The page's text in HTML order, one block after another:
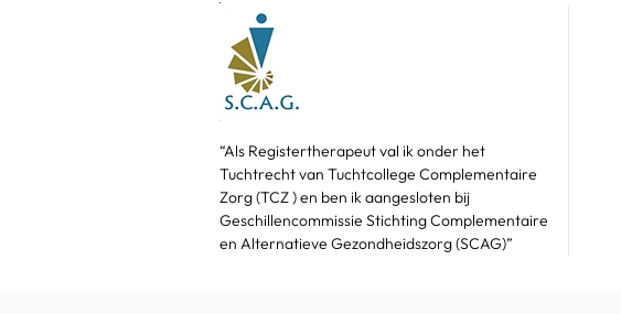
“Als Registertherapeut val ik onder het
Tuchtrecht van Tuchtcollege Complementaire
Zorg (TCZ ) en ben ik aangesloten bij
Geschillencommissie Stichting Complementaire
en Alternatieve Gezondheidszorg (SCAG)”